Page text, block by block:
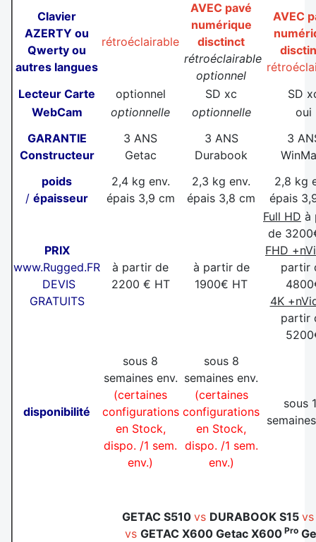
Clavier
AZERTY ou
Qwerty ou
autres langues
rétroéclairable
AVEC pavé
numérique
disctinct
rétroéclairable
optionnel
AVEC
Lecteur Carte
optionnel SD xc
SD
WebCam
optionnelle optionnelle
oui
GARANTIE
Constructeur
3 ANS
Getac
3 ANS
Durabook
3
poids
/ épaisseur
2,4 kg env.
épais 3,9 cm
2,3 kg env.
épais 3,8 cm
2,8 kg
épais
PRIX
www.Rugged.FR
DEVIS
GRATUITS
à partir de
2200 € HT
à partir de
1900€ HT
Full HD à
de
FHD
partir
4K
partir
disponibilité
sous 8
semaines env.
(certaines
configurations
en Stock,
dispo. /1 sem.
env.)
sous 8
semaines env.
(certaines
configurations
en Stock,
dispo. /1 sem.
env.)
sous
GETAC S510 vs DURABOOK S15
vs GETAC X600 Getac X600 Pro